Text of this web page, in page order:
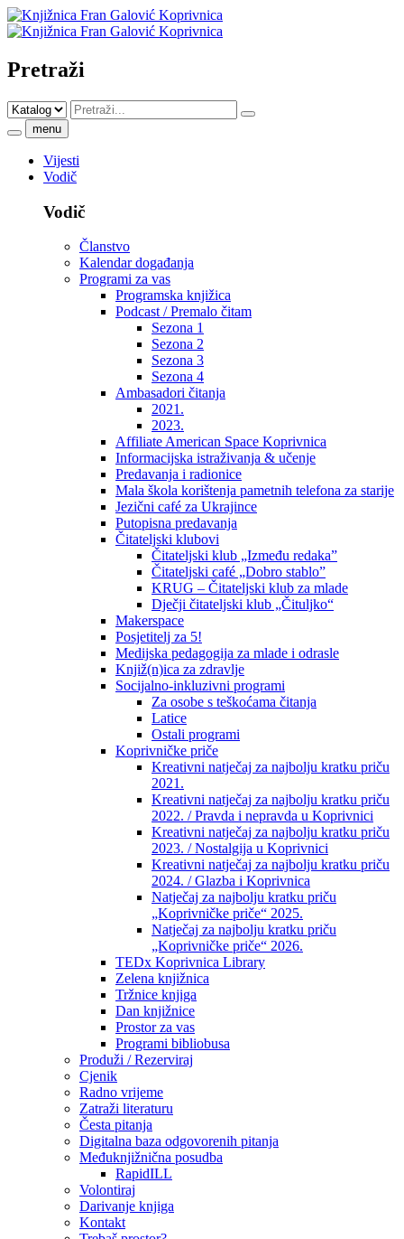
Pretraži
menu
Vijesti
Vodič
Vodič
Članstvo
Kalendar događanja
Programi za vas
Programska knjižica
Podcast / Premalo čitam
Sezona 1
Sezona 2
Sezona 3
Sezona 4
Ambasadori čitanja
2021.
2023.
Affiliate American Space Koprivnica
Informacijska istraživanja & učenje
Predavanja i radionice
Mala škola korištenja pametnih telefona za starije
Jezični café za Ukrajince
Putopisna predavanja
Čitateljski klubovi
Čitateljski klub „Između redaka”
Čitateljski café „Dobro stablo”
KRUG – Čitateljski klub za mlade
Dječji čitateljski klub „Čituljko“
Makerspace
Posjetitelj za 5!
Medijska pedagogija za mlade i odrasle
Knjiž(n)ica za zdravlje
Socijalno-inkluzivni programi
Za osobe s teškoćama čitanja
Latice
Ostali programi
Koprivničke priče
Kreativni natječaj za najbolju kratku priču
2021.
Kreativni natječaj za najbolju kratku priču
2022. / Pravda i nepravda u Koprivnici
Kreativni natječaj za najbolju kratku priču
2023. / Nostalgija u Koprivnici
Kreativni natječaj za najbolju kratku priču
2024. / Glazba i Koprivnica
Natječaj za najbolju kratku priču
„Koprivničke priče“ 2025.
Natječaj za najbolju kratku priču
„Koprivničke priče“ 2026.
TEDx Koprivnica Library
Zelena knjižnica
Tržnice knjiga
Dan knjižnice
Prostor za vas
Programi bibliobusa
Produži / Rezerviraj
Cjenik
Radno vrijeme
Zatraži literaturu
Česta pitanja
Digitalna baza odgovorenih pitanja
Međuknjižnična posudba
RapidILL
Volontiraj
Darivanje knjiga
Kontakt